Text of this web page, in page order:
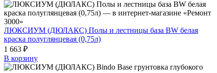
ЛЮКСИУМ (ДЮЛАКС) Полы и лестницы база BW белая
краска полуглянцевая (0,75л)
1 663 ₽
В корзину